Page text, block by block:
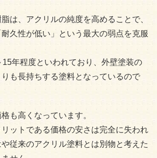
は、アクリルの純度を高めることで、
久性が低い」という最大の弱点を克服
年程度といわれており、外壁塗装の
も長持ちする塗料となっているので
も高くなっています。
ットである価格の安さは完全に失われ
従来のアクリル塗料とは別物と考えた